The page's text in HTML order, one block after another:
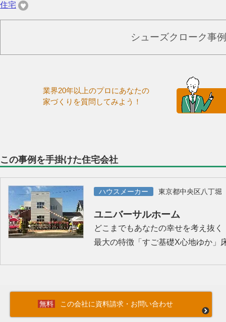
住宅
シューズクローク事
業界20年以上のプロにあなたの
家づくりを質問してみよう！
この事例を手掛けた住宅会社
ハウスメーカー 東京都中央区八丁堀
ユニバーサルホーム
どこまでもあなたの幸せを考え抜く
最大の特徴「すご基礎X心地ゆか
この会社に資料請求・お問い合わせ